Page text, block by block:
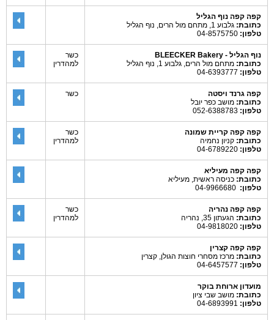
קפה קפה נוף הגליל
כתובת: גלבוע 1, מתחם מול הרים, נוף הגליל
טלפון:
נוף הגליל - BLEECKER Bakery
כתובת: מתחם מול הרים, גלבוע 1, נוף הגליל
טלפון:
כשר
למהדרין
קפה גרנד ויסטה
כתובת: מושב כפר יובל
טלפון:
כשר
קפה קפה קריית שמונה
כתובת: קניון נחמיה
טלפון:
כשר
למהדרין
קפה קפה מעיליא
כתובת: כניסה ראשית, מעיליא
טלפון:
קפה קפה נהריה
כתובת: הגעתון 35, נהריה
טלפון:
כשר
למהדרין
קפה קפה קצרין
כתובת: מרכז מסחרי חוצות הגולן, קצרין
טלפון:
מועדון ארוחת בוקר
כתובת: מושב שבי ציון
טלפון: